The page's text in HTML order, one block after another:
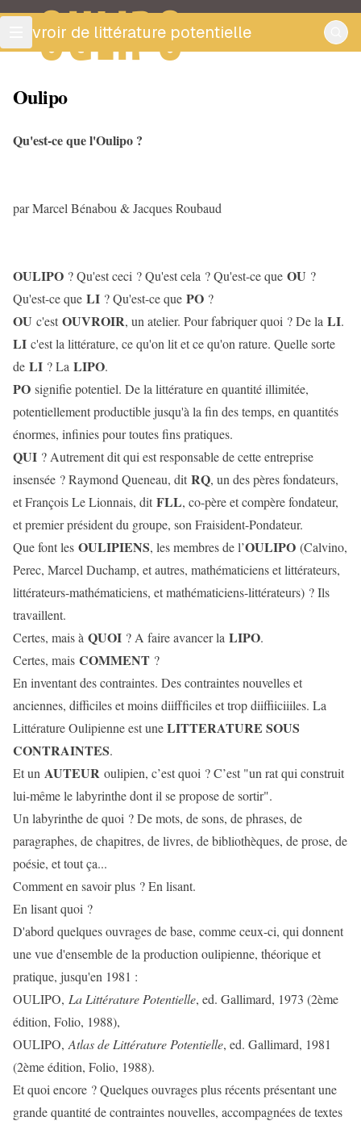
OULIPO
ouvroir de littérature potentielle
Oulipo
Qu'est-ce que l'Oulipo ?
par Marcel Bénabou & Jacques Roubaud
OULIPO ? Qu'est ceci ? Qu'est cela ? Qu'est-ce que OU ?
Qu'est-ce que LI ? Qu'est-ce que PO ?
OU c'est OUVROIR, un atelier. Pour fabriquer quoi ? De la LI.
LI c'est la littérature, ce qu'on lit et ce qu'on rature. Quelle sorte
de LI ? La LIPO.
PO signifie potentiel. De la littérature en quantité illimitée,
potentiellement productible jusqu'à la fin des temps, en quantités
énormes, infinies pour toutes fins pratiques.
QUI ? Autrement dit qui est responsable de cette entreprise
insensée ? Raymond Queneau, dit RQ, un des pères fondateurs,
et François Le Lionnais, dit FLL, co-père et compère fondateur,
et premier président du groupe, son Fraisident-Pondateur.
Que font les OULIPIENS, les membres de l’OULIPO (Calvino,
Perec, Marcel Duchamp, et autres, mathématiciens et littérateurs,
littérateurs-mathématiciens, et mathématiciens-littérateurs) ? Ils
travaillent.
Certes, mais à QUOI ? A faire avancer la LIPO.
Certes, mais COMMENT ?
En inventant des contraintes. Des contraintes nouvelles et
anciennes, difficiles et moins diiffficiles et trop diiffiiciiiles. La
Littérature Oulipienne est uneLITTERATURE SOUS
CONTRAINTES.
Et un AUTEUR oulipien, c’est quoi ? C’est "un rat qui construit
lui-même le labyrinthe dont il se propose de sortir".
Un labyrinthe de quoi ? De mots, de sons, de phrases, de
paragraphes, de chapitres, de livres, de bibliothèques, de prose, de
poésie, et tout ça...
Comment en savoir plus ? En lisant.
En lisant quoi ?
D'abord quelques ouvrages de base, comme ceux-ci, qui donnent
une vue d'ensemble de la production oulipienne, théorique et
pratique, jusqu'en 1981 :
OULIPO, La Littérature Potentielle, ed. Gallimard, 1973 (2ème
édition, Folio, 1988),
OULIPO, Atlas de Littérature Potentielle, ed. Gallimard, 1981
(2ème édition, Folio, 1988).
Et quoi encore ? Quelques ouvrages plus récents présentant une
grande quantité de contraintes nouvelles, accompagnées de textes